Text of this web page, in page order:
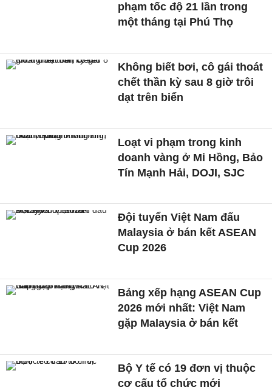
phạm tốc độ 21 lần trong
một tháng tại Phú Thọ
Không biết bơi, cô gái thoát
chết thần kỳ sau 8 giờ trôi
dạt trên biển
Loạt vi phạm trong kinh
doanh vàng ở Mi Hồng, Bảo
Tín Mạnh Hải, DOJI, SJC
Đội tuyển Việt Nam đấu
Malaysia ở bán kết ASEAN
Cup 2026
Bảng xếp hạng ASEAN Cup
2026 mới nhất: Việt Nam
gặp Malaysia ở bán kết
Bộ Y tế có 19 đơn vị thuộc
cơ cấu tổ chức mới